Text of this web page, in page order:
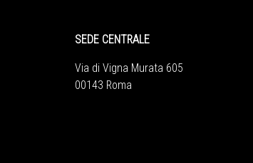
SEDE CENTRALE
Via di Vigna Murata 605
00143 Roma